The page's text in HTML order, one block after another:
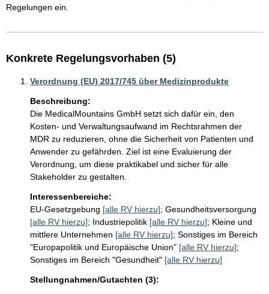
Regelungen ein.
Konkrete Regelungsvorhaben (5)
Verordnung (EU) 2017/745 über Medizinprodukte
Beschreibung:
Die MedicalMountains GmbH setzt sich dafür ein, den
Kosten- und Verwaltungsaufwand im Rechtsrahmen der
MDR zu reduzieren, ohne die Sicherheit von Patienten und
Anwender zu gefährden. Ziel ist eine Evaluierung der
Verordnung, um diese praktikabel und sicher für alle
Stakeholder zu gestalten.
Interessenbereiche:
EU-Gesetzgebung [alle RV hierzu]; Gesundheitsversorgung
[alle RV hierzu]; Industriepolitik [alle RV hierzu]; Kleine und
mittlere Unternehmen [alle RV hierzu]; Sonstiges im Bereich
"Europapolitik und Europäische Union" [alle RV hierzu];
Sonstiges im Bereich "Gesundheit" [alle RV hierzu]
Stellungnahmen/Gutachten (3):